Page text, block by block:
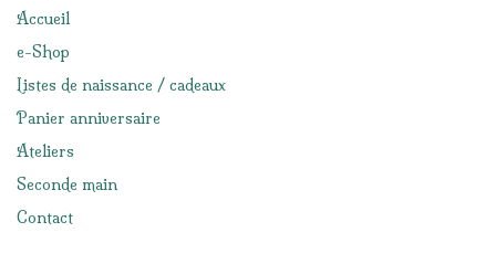
Accueil
e-Shop
Listes de naissance / cadeaux
Panier anniversaire
Ateliers
Seconde main
Contact